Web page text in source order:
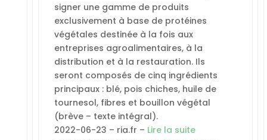
signer une gamme de produits
exclusivement à base de protéines
végétales destinée à la fois aux
entreprises agroalimentaires, à la
distribution et à la restauration. Ils
seront composés de cinq ingrédients
principaux : blé, pois chiches, huile de
tournesol, fibres et bouillon végétal
(brève – texte intégral).
2022-06-23 – ria.fr – Lire la suite